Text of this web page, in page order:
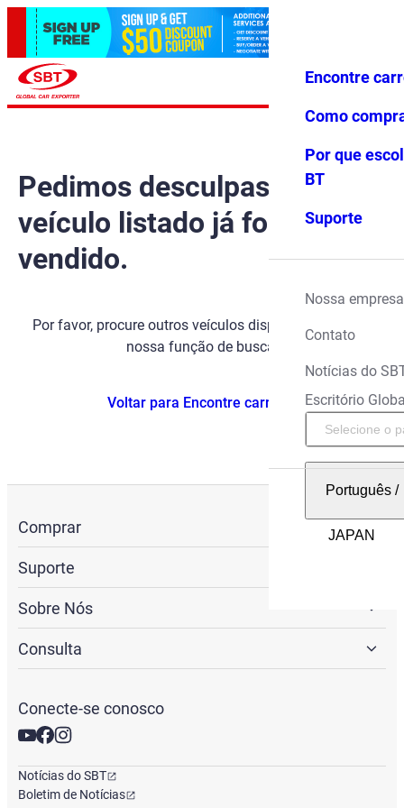
Favoritos Menu
Encontre
Como
Por que
BT
Suporte
Nossa empresa
Contato
Notícias do
Escritório
Português/
Pedimos desculpas, mas o
veículo listado já foi
vendido.
Por favor, procure outros veículos disponíveis usando
nossa função de busca.
Voltar para Encontre carros
Comprar
Suporte
Sobre Nós
Consulta
Conecte-se conosco
Notícias do SBT
Boletim de Notícias